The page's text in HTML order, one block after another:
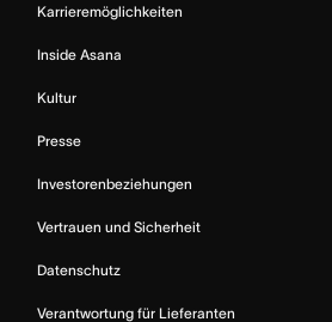
Karrieremöglichkeiten
Inside Asana
Kultur
Presse
Investorenbeziehungen
Vertrauen und Sicherheit
Datenschutz
Verantwortung für Lieferanten